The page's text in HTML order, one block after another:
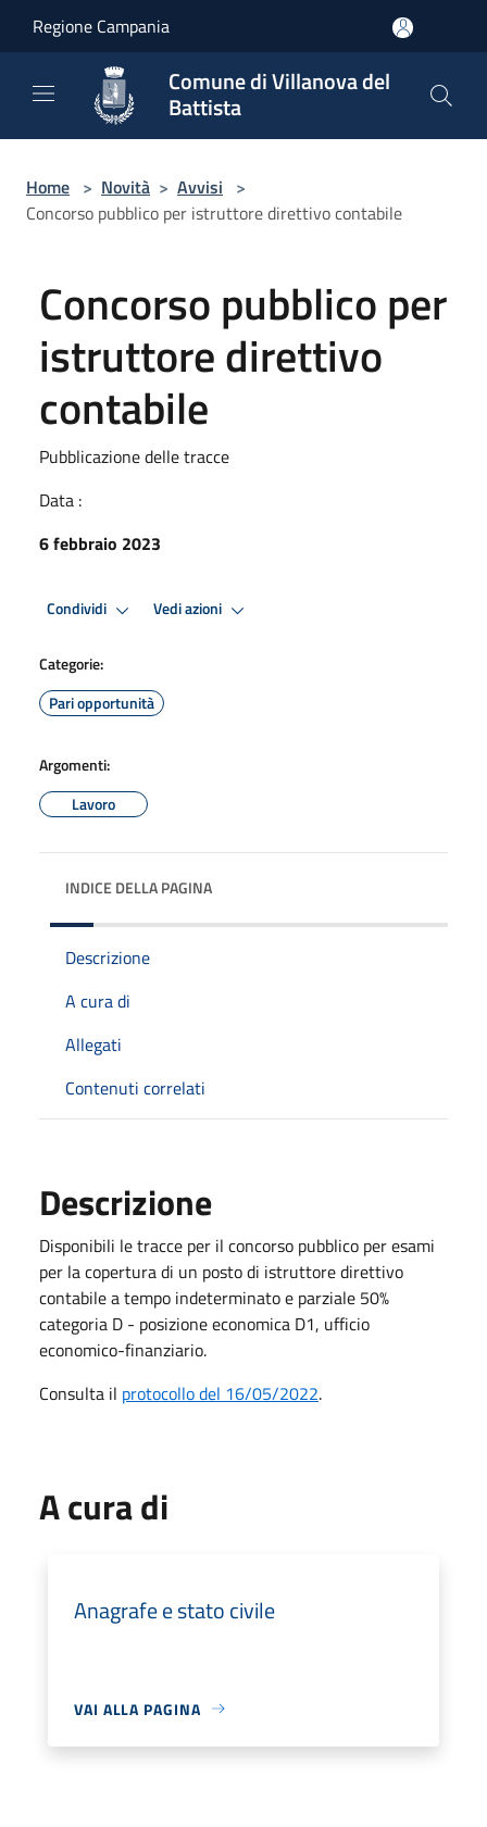
Regione Campania
Comune di Villanova del
Battista
Home > Novità > Avvisi >
Concorso pubblico per istruttore direttivo contabile
Concorso pubblico per
istruttore direttivo
contabile
Pubblicazione delle tracce
Data :
6 febbraio 2023
Condividi Vedi azioni
Categorie:
Pari opportunità
Argomenti:
Lavoro
INDICE DELLA PAGINA
Descrizione
A cura di
Allegati
Contenuti correlati
Descrizione
Disponibili le tracce per il concorso pubblico per esami
per la copertura di un posto di istruttore direttivo
contabile a tempo indeterminato e parziale 50%
categoria D - posizione economica D1, ufficio
economico-finanziario.
Consulta il protocollo del 16/05/2022.
A cura di
Anagrafe e stato civile
VAI ALLA PAGINA